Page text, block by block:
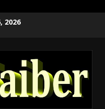
2026